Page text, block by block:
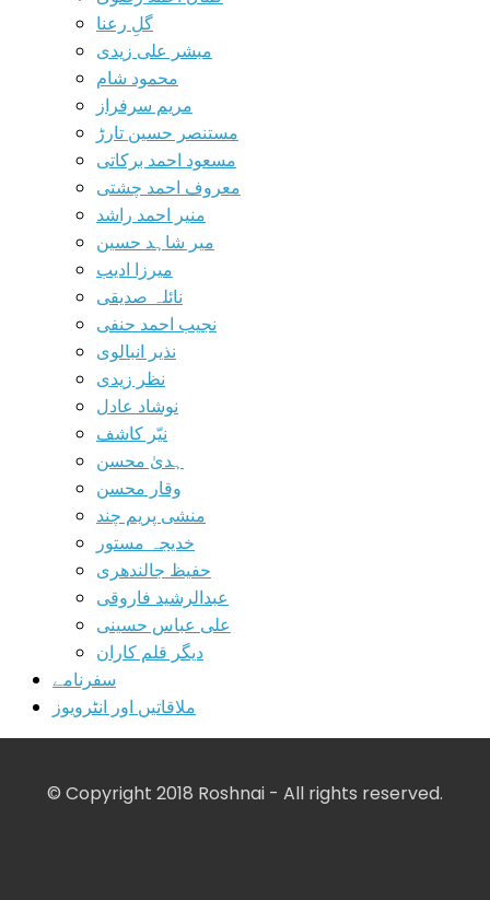
گلِ رعنا
مبشر علی زیدی
محمود شام
مریم سرفراز
مستنصر حسین تارڑ
مسعود احمد برکاتی
معروف احمد چشتی
منیر احمد راشد
میر شاہد حسین
میرزا ادیب
نائلہ صدیقی
نجیب احمد حنفی
نذیر انبالوی
نظر زیدی
نوشاد عادل
نیّر کاشف
ہدیٰ محسن
وقار محسن
منشی پریم چند
خدیجہ مستور
حفیظ جالندھری
عبدالرشید فاروقی
علی عباس حسینی
دیگر قلم کاران
سفرنامے
ملاقاتیں اور انٹرویوز
© Copyright 2018 Roshnai - All rights reserved.